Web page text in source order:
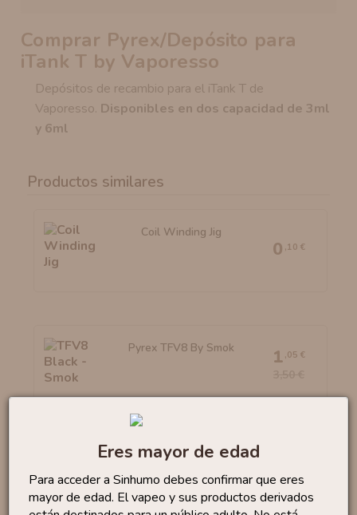
Eres mayor de edad
Para acceder a Sinhumo debes confirmar que eres
mayor de edad. El vapeo y sus productos derivados
Comprar Pyrex/Depósito para
iTank T by Vaporesso
Depósitos de recambio para el iTank T de
Vaporesso. Disponibles en dos capacidad de 3ml
y 6ml
Productos similares
Coil Winding Jig
0 ,10 €
Pyrex TFV8 By Smok
1 ,05 €
Pyrex Melo III Nano - Eleaf
2,95 €
1